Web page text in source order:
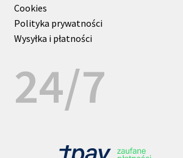
Cookies
Polityka prywatności
Wysyłka i płatności
24/7